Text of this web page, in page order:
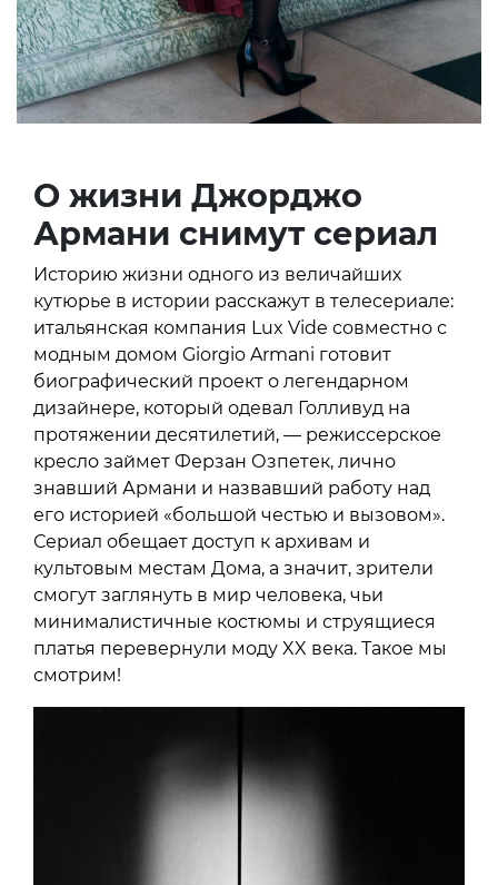
О жизни Джорджо
Армани снимут сериал
Историю жизни одного из величайших
кутюрье в истории расскажут в телесериале:
итальянская компания Lux Vide совместно с
модным домом Giorgio Armani готовит
биографический проект о легендарном
дизайнере, который одевал Голливуд на
протяжении десятилетий, — режиссерское
кресло займет Ферзан Озпетек, лично
знавший Армани и назвавший работу над
его историей «большой честью и вызовом».
Сериал обещает доступ к архивам и
культовым местам Дома, а значит, зрители
смогут заглянуть в мир человека, чьи
минималистичные костюмы и струящиеся
платья перевернули моду XX века. Такое мы
смотрим!